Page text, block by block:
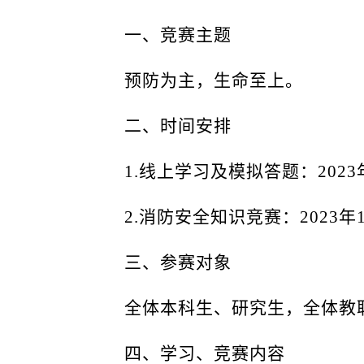
一、竞赛主题
预防为主，生命至上。
二、时间安排
1.线上学习及模拟答题： 2023
2.消防安全知识竞赛： 2023年
三、参赛对象
全体本科生、研究生，全体教
四、 学习、 竞赛内容